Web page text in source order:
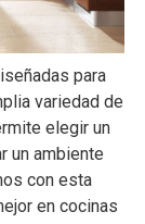
para
variedad de
elegir un
un ambiente
con esta
en cocinas